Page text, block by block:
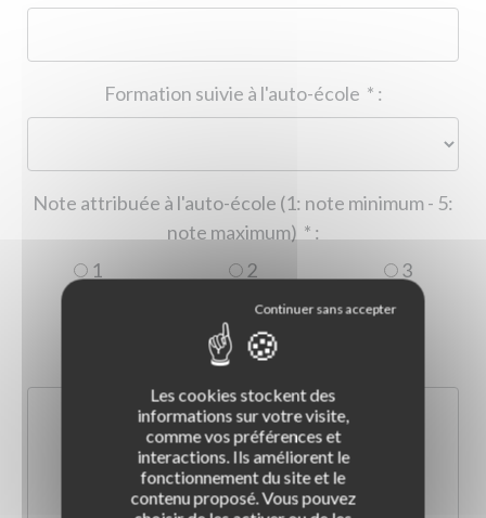
* :
Note attribuée à l'auto-école (1: note minimum - 5:
* :
1
2
3
5
Les cookies stockent des
informations sur votre visite,
comme vos préférences et
interactions. Ils améliorent le
fonctionnement du site et le
contenu proposé. Vous pouvez